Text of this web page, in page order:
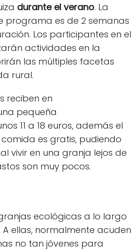
durante el verano. La
programa es de 2 semanas
Los participantes en el
actividades en la
las múltiples facetas
rural.
reciben en
pequeña
11 a 18 euros, además el
es gratis, pudiendo
vivir en una granja lejos de
son muy pocos.
ecológicas a lo largo
ellas, normalmente acuden
no tan jóvenes para